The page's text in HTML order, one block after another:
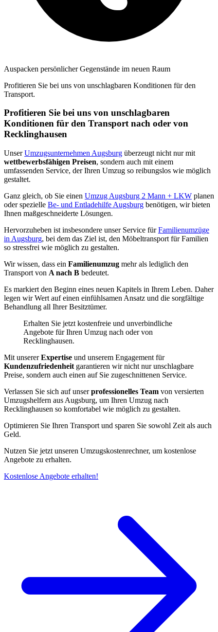
Auspacken persönlicher Gegenstände im neuen Raum
Profitieren Sie bei uns von unschlagbaren Konditionen für den
Transport.
Profitieren Sie bei uns von unschlagbaren
Konditionen für den Transport nach oder von
Recklinghausen
UnserUmzugsunternehmen Augsburg überzeugt nicht nur mit
wettbewerbsfähigen Preisen, sondern auch mit einem
umfassenden Service, der Ihren Umzug so reibungslos wie möglich
gestaltet.
Ganz gleich, ob Sie einen Umzug Augsburg 2 Mann + LKW planen
oder spezielle Be- und Entladehilfe Augsburg benötigen, wir bieten
Ihnen maßgeschneiderte Lösungen.
Hervorzuheben ist insbesondere unser Service fürFamilienumzüge
in Augsburg, bei dem das Ziel ist, den Möbeltransport für Familien
so stressfrei wie möglich zu gestalten.
Wir wissen, dass ein Familienumzug mehr als lediglich den
Transport von A nach B bedeutet.
Es markiert den Beginn eines neuen Kapitels in Ihrem Leben. Daher
legen wir Wert auf einen einfühlsamen Ansatz und die sorgfältige
Behandlung all Ihrer Besitztümer.
Erhalten Sie jetzt kostenfreie und unverbindliche
Angebote für Ihren Umzug nach oder von
Recklinghausen.
Mit unsererExpertise und unserem Engagement für
Kundenzufriedenheit garantieren wir nicht nur unschlagbare
Preise, sondern auch einen auf Sie zugeschnittenen Service.
Verlassen Sie sich auf unserprofessionelles Team von versierten
Umzugshelfern aus Augsburg, um Ihren Umzug nach
Recklinghausen so komfortabel wie möglich zu gestalten.
Optimieren Sie Ihren Transport und sparen Sie sowohl Zeit als auch
Geld.
Nutzen Sie jetzt unseren Umzugskostenrechner, um kostenlose
Angebote zu erhalten.
Kostenlose Angebote erhalten!